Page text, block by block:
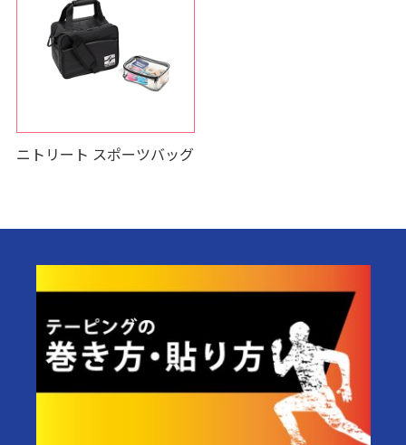
ニトリート スポーツバッグ